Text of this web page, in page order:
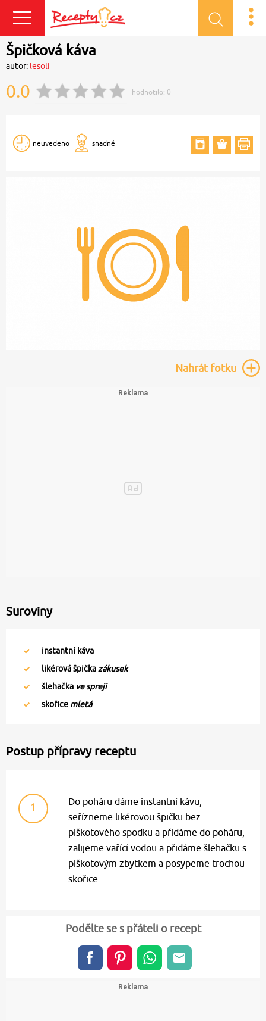
Přihlásit se
Špičková káva
autor: lesoli
0.0 hodnotilo: 0
neuvedeno snadné
Nahrátfotku
Suroviny
instantní káva
likérová špičkazákusek
šlehačka ve spreji
skořice mletá
Postup přípravy receptu
1
Do poháru dáme instantní kávu,
seřízneme likérovou špičku bez
piškotového spodku a přidáme do poháru,
zalijeme vařící vodou a přidáme šlehačku s
piškotovým zbytkem a posypeme trochou
skořice.
Podělte se s přáteli o recept